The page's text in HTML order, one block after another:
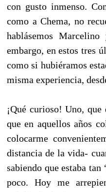
con gusto inmenso.
como a Chema, no
hablásemos
embargo, en estos tres
como si hubiéramos
misma experiencia,
¡Qué curioso! Uno,
que en aquellos años
colocarme
distancia de la vida-
sabiendo que estaba
poco. Hoy me